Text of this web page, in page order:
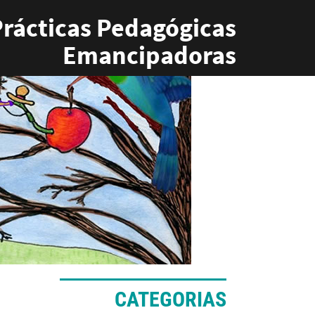
Pedagógicas
Emancipadoras
CATEGORIAS